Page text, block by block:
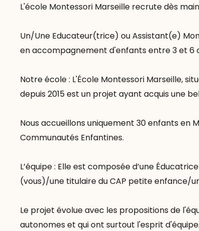
L'école Montessori Marseille recrute dès
Un/Une Educateur(trice) ou Assistant(e)
en accompagnement d'enfants entre 3 et 6
Notre école : L'École Montessori Marseille,
depuis 2015 est un projet ayant acquis une
Nous accueillons uniquement 30 enfants en
Communautés Enfantines.
L’équipe : Elle est composée d’une
(vous)/une titulaire du CAP petite enfance/
Le projet évolue avec les propositions de
autonomes et qui ont surtout l'esprit d'équipe.